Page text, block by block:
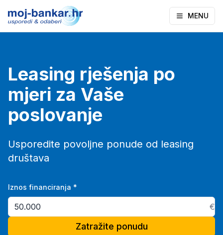
MENU
Leasing rješenja po
mjeri za Vaše
poslovanje
Usporedite povoljne ponude od leasing
društava
Iznos financiranja *
€
Zatražite ponudu